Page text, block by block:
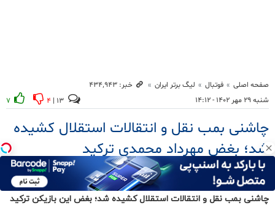
چاشنی بمب نقل و انتقالات استقلال کشیده شد؛ بغض این بازیکن ترکید